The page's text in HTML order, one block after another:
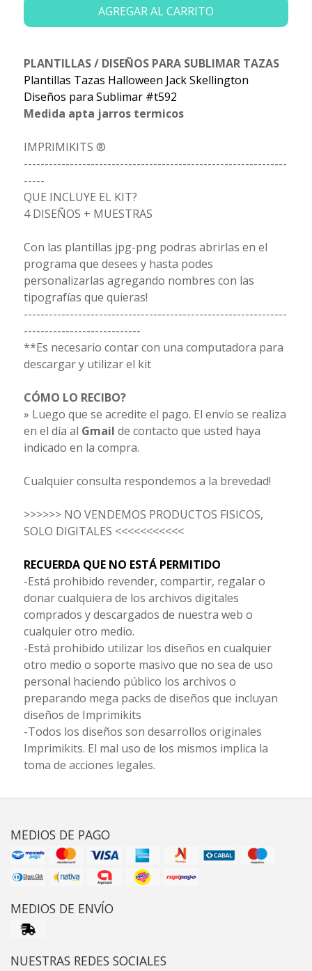
AGREGAR AL CARRITO
PLANTILLAS / DISEÑOS PARA SUBLIMAR TAZAS
Plantillas Tazas Halloween Jack Skellington
Diseños para Sublimar #t592
Medida apta jarros termicos
IMPRIMIKITS ®
---------------------------------------------------------------
-----
QUE INCLUYE EL KIT?
4 DISEÑOS + MUESTRAS
Con las plantillas jpg-png podras abrirlas en el
programa que desees y hasta podes
personalizarlas agregando nombres con las
tipografías que quieras!
---------------------------------------------------------------
----------------------------
**Es necesario contar con una computadora para
descargar y utilizar el kit
CÓMO LO RECIBO?
» Luego que se acredite el pago. El envío se realiza
en el día al Gmail de contacto que usted haya
indicado en la compra.
Cualquier consulta respondemos a la brevedad!
>>>>>> NO VENDEMOS PRODUCTOS FISICOS,
SOLO DIGITALES <<<<<<<<<<<
RECUERDA QUE NO ESTÁ PERMITIDO
-Está prohibido revender, compartir, regalar o
donar cualquiera de los archivos digitales
comprados y descargados de nuestra web o
cualquier otro medio.
-Está prohibido utilizar los diseños en cualquier
otro medio o soporte masivo que no sea de uso
personal haciendo público los archivos o
preparando mega packs de diseños que incluyan
diseños de Imprimikits
-Todos los diseños son desarrollos originales
Imprimikits. El mal uso de los mismos implica la
toma de acciones legales.
MEDIOS DE PAGO
MEDIOS DE ENVÍO
NUESTRAS REDES SOCIALES